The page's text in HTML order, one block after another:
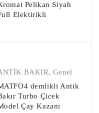
Pelikan Siyah
Elektirikli
BAKIR, Genel
demlikli Antik
Turbo Çicek
Çay Kazanı